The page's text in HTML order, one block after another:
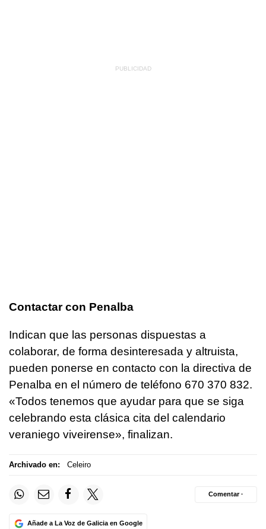
Contactar con Penalba
Indican que las personas dispuestas a
colaborar, de forma desinteresada y altruista,
pueden ponerse en contacto con la directiva de
Penalba en el número de teléfono 670 370 832.
«Todos tenemos que ayudar para que se siga
celebrando esta clásica cita del calendario
veraniego viveirense», finalizan.
Archivado en: Celeiro
Añade a La Voz de Galicia en Google
Comentar ·